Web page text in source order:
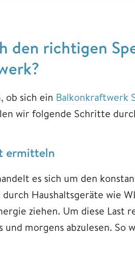
den richtigen
ob sich ein Balkonkraftwerk
wir folgende Schritte
ermitteln
es sich um den
Haushaltsgeräte wie
ziehen. Um diese
und morgens abzulesen.